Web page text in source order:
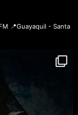
📍Guayaquil - Santa